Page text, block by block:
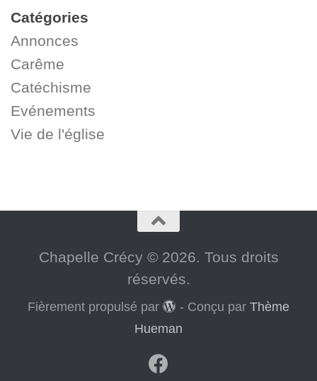
Catégories
Annonces
Carême
Catéchisme
Evénements
Vie de l'église
Chapelle Crécy © 2026. Tous droits
réservés.
Fièrement propulsé par - Conçu par Thème
Hueman